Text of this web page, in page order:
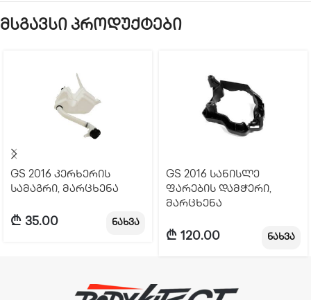
მსგავსი პროდუქტები
GS 2016 კერხერის
სამაგრი, მარცხენა
₾ 35.00 ნახვა
GS 2016 სანისლე
ფარების დამჭერი,
მარცხენა
₾ 120.00 ნახვა